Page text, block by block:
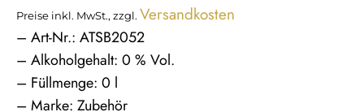
Preise inkl. MwSt., zzgl. Versandkosten
– Art-Nr.: ATSB2052
– Alkoholgehalt: 0 % Vol.
– Füllmenge: 0 l
– Marke: Zubehör